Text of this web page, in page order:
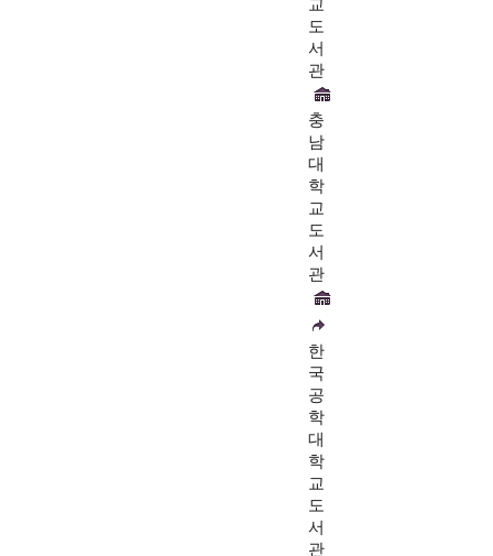
교
도
서
관
충
남
대
학
교
도
서
관
한
국
공
학
대
학
교
도
서
관